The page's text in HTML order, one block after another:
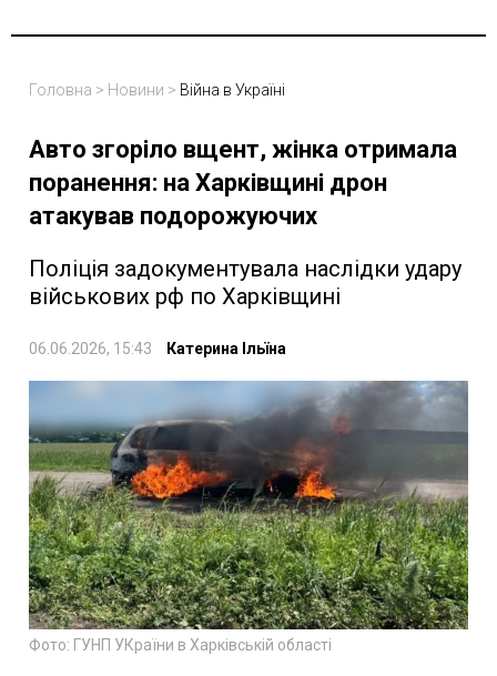
Головна > Новини > Війна в Україні
Авто згоріло вщент, жінка отримала
поранення: на Харківщині дрон
атакував подорожуючих
Поліція задокументувала наслідки удару
військових рф по Харківщині
06.06.2026, 15:43 Катерина Ільїна
Фото: ГУНП УКраїни в Харківській області